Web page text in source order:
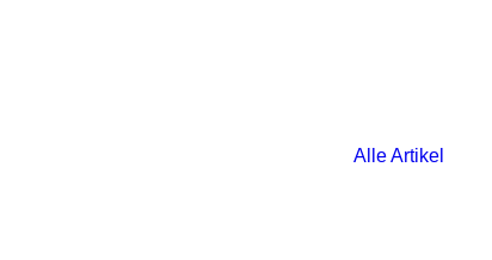
Alle Artikel